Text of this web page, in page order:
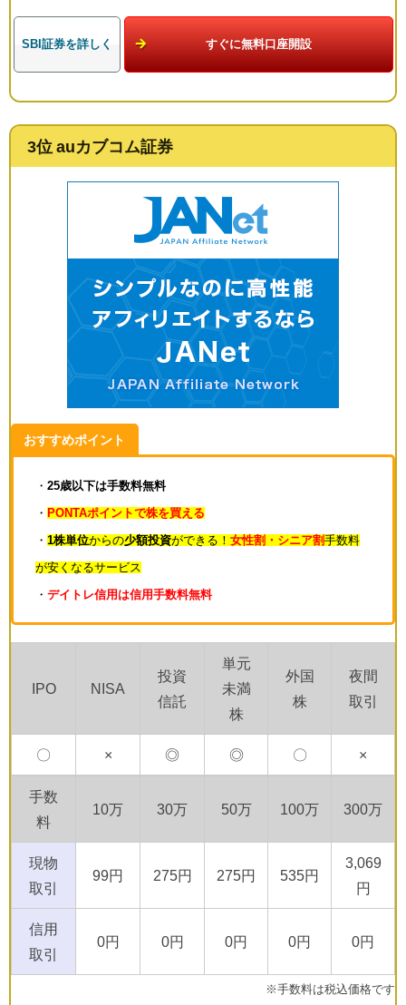
SBI証券を詳しく すぐに無料口座開設
3位 auカブコム証券
おすすめポイント
・ 25歳以下は手数料無料
・ PONTAポイントで株を買える
・ 1株単位からの少額投資ができる！ 女性割・シニア割手数料
が安くなるサービス
・ デイトレ信用は信用手数料無料
IPO NISA
投資
信託
単元
未満
株
外国
株
夜間
取引
〇 × ◎ ◎ 〇 ×
手数
料
10万 30万 50万 100万 300万
現物
取引
99円 275円 275円 535円
3,069
円
信用
取引
0円 0円 0円 0円 0円
※手数料は税込価格です